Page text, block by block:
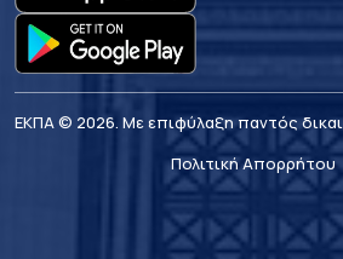
ΕΚΠΑ © 2026. Με επιφύλαξη παντός
Πολιτική Απορρήτου